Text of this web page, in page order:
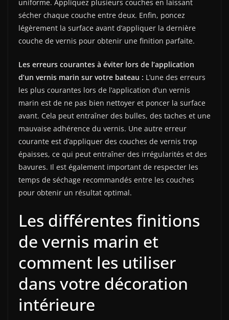
uniforme. Appliquez plusieurs couches en laissant
sécher chaque couche entre deux. Enfin, poncez
légèrement la surface avant d’appliquer la dernière
couche de vernis pour obtenir une finition parfaite.
Les erreurs courantes à éviter lors de l’application
d’un vernis marin sur votre bateau : L’une des erreurs
les plus courantes lors de l’application d’un vernis
marin est de ne pas bien nettoyer et poncer la surface
avant. Cela peut entraîner des bulles, des taches et une
mauvaise adhérence du vernis. Une autre erreur
courante est d’appliquer des couches de vernis trop
épaisses, ce qui peut entraîner des irrégularités et des
bavures. Il est également important de respecter les
temps de séchage recommandés entre les couches
pour obtenir un résultat optimal.
Les différentes finitions
de vernis marin et
comment les utiliser
dans votre décoration
intérieure